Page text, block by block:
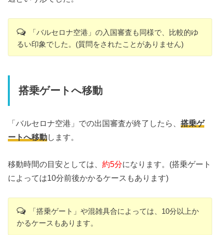
「バルセロナ空港」の入国審査も同様で、比較的ゆ
るい印象でした。(質問をされたことがありません)
搭乗ゲートへ移動
「バルセロナ空港」での出国審査が終了したら、搭乗ゲ
ートへ移動します。
移動時間の目安としては、約5分になります。(搭乗ゲート
によっては10分前後かかるケースもあります)
「搭乗ゲート」や混雑具合によっては、10分以上か
かるケースもあります。